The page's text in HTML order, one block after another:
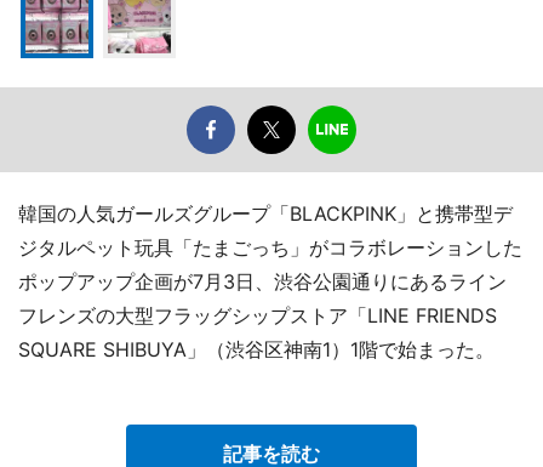
韓国の人気ガールズグループ「BLACKPINK」と携帯型デ
ジタルペット玩具「たまごっち」がコラボレーションした
ポップアップ企画が7月3日、渋谷公園通りにあるライン
フレンズの大型フラッグシップストア「LINE FRIENDS
SQUARE SHIBUYA」（渋谷区神南1）1階で始まった。
記事を読む